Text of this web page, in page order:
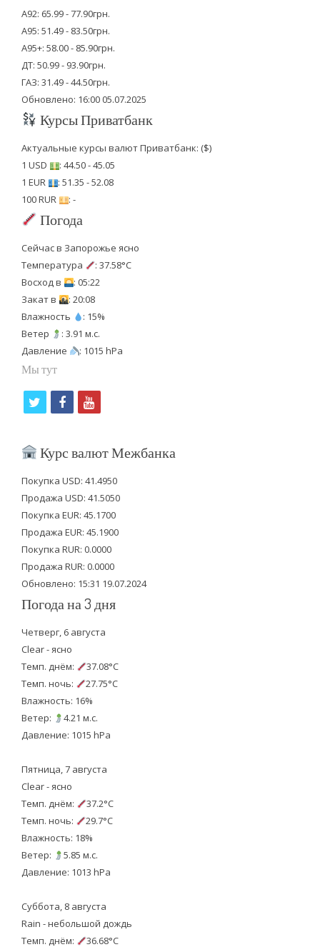
А92: 65.99 - 77.90грн.
А95: 51.49 - 83.50грн.
А95+: 58.00 - 85.90грн.
ДТ: 50.99 - 93.90грн.
ГАЗ: 31.49 - 44.50грн.
Обновлено: 16:00 05.07.2025
Курсы Приватбанк
Актуальные курсы валют Приватбанк: ($)
1 USD
: 44.50 - 45.05
1 EUR
: 51.35 - 52.08
100 RUR
: -
Погода
Сейчас в Запорожье ясно
Температура
: 37.58°C
Восход в
: 05:22
Закат в
: 20:08
Влажность
: 15%
Ветер
: 3.91 м.с.
Давление
: 1015 hPa
Мы тут
i
t
e
r
f
c
b
o
o
k
y
u
u
b
e
Курс валют Межбанка
Покупка USD: 41.4950
Продажа USD: 41.5050
Покупка EUR: 45.1700
Продажа EUR: 45.1900
Покупка RUR: 0.0000
Продажа RUR: 0.0000
Обновлено: 15:31 19.07.2024
Погода на 3 дня
Четверг, 6 августа
Clear - ясно
Темп. днём:
37.08°C
Темп. ночь:
27.75°C
Влажность: 16%
Ветер:
4.21 м.с.
Давление: 1015 hPa
Пятница, 7 августа
Clear - ясно
Темп. днём:
37.2°C
Темп. ночь:
29.7°C
Влажность: 18%
Ветер:
5.85 м.с.
Давление: 1013 hPa
Суббота, 8 августа
Rain - небольшой дождь
Темп. днём:
36.68°C